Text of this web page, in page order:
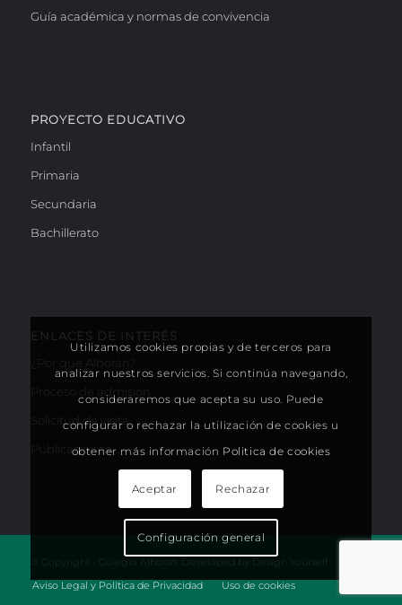
Guía académica y normas de convivencia
PROYECTO EDUCATIVO
Infantil
Primaria
Secundaria
Bachillerato
ENLACES DE INTERÉS
¿Por qué Alborán?
Solicitud de visita
Publicaciones
© Copyright - Colegio Alborán. Developed by
Design Yourself
Aviso Legal y Política de Privacidad
Uso de cookies
Utilizamos cookies propias y de terceros para
analizar nuestros servicios. Si continúa navegando,
consideraremos que acepta su uso. Puede
configurar o rechazar la utilización de cookies u
obtener más información Politica de cookies
Aceptar Rechazar
Configuración general
Llámanos Cómo llegar Pide cita